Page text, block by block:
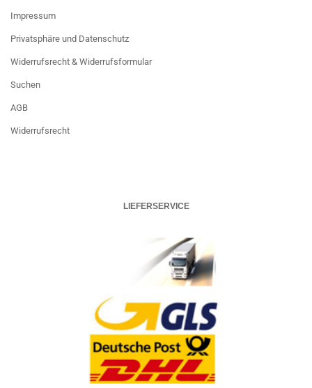
Impressum
Privatsphäre und Datenschutz
Widerrufsrecht & Widerrufsformular
Suchen
AGB
Widerrufsrecht
LIEFERSERVICE